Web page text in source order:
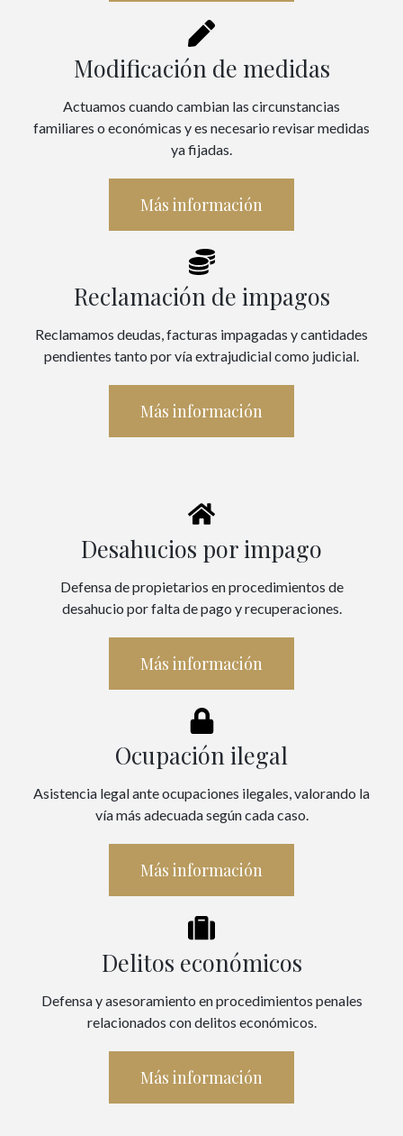
Modificación de medidas
Actuamos cuando cambian las circunstancias
familiares o económicas y es necesario revisar medidas
ya fijadas.
Más información
Reclamación de impagos
Reclamamos deudas, facturas impagadas y cantidades
pendientes tanto por vía extrajudicial como judicial.
Más información
Desahucios por impago
Defensa de propietarios en procedimientos de
desahucio por falta de pago y recuperaciones.
Más información
Ocupación ilegal
Asistencia legal ante ocupaciones ilegales, valorando la
vía más adecuada según cada caso.
Más información
Delitos económicos
Defensa y asesoramiento en procedimientos penales
relacionados con delitos económicos.
Más información